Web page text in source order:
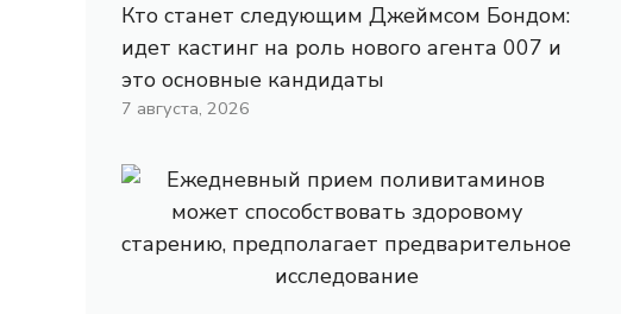
Кто станет следующим Джеймсом Бондом:
идет кастинг на роль нового агента 007 и
это основные кандидаты
7 августа, 2026